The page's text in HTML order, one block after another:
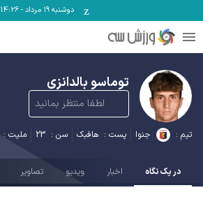
دوشنبه ۱۹ مرداد -
14:26
توماسو بالدانزی
لطفا منتظر بمانید
تیم : جنوا پست : هافبک سن : 23 ملیت :
در یک نگاه اخبار ویدیو تصاویر